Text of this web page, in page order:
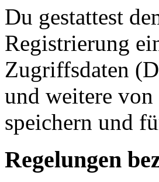
Du gestattest
Registrierung
Zugriffsdaten
und weitere
speichern und
Regelungen